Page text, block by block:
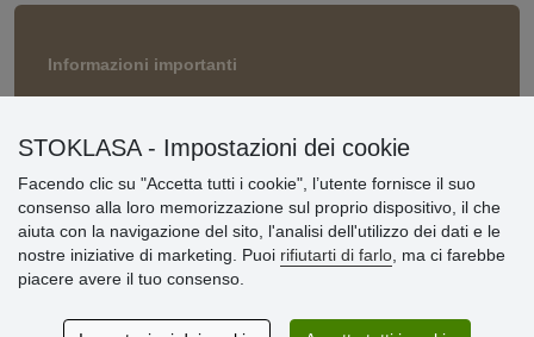
Informazioni importanti
» Informativa sulla Privacy
» Consegna e pagamento
» Garanzia e resi
» Programma fedeltà
Recensioni
STOKLASA - Impostazioni dei cookie
Facendo clic su "Accetta tutti i cookie", l’utente fornisce il suo
consenso alla loro memorizzazione sul proprio dispositivo, il che
aiuta con la navigazione del sito, l'analisi dell'utilizzo dei dati e le
nostre iniziative di marketing. Puoi rifiutarti di farlo , ma ci farebbe
piacere avere il tuo consenso.